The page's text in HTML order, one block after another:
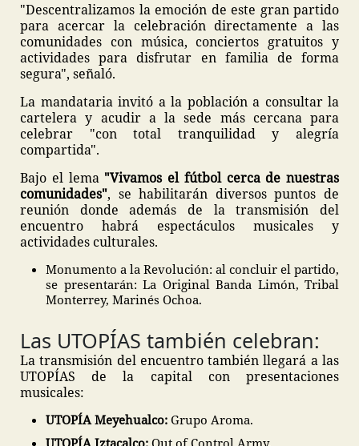
"Descentralizamos la emoción de este gran partido
para acercar la celebración directamente a las
comunidades con música, conciertos gratuitos y
actividades para disfrutar en familia de forma
segura", señaló.
La mandataria invitó a la población a consultar la
cartelera y acudir a la sede más cercana para
celebrar "con total tranquilidad y alegría
compartida".
Bajo el lema "Vivamos el fútbol cerca de nuestras
comunidades", se habilitarán diversos puntos de
reunión donde además de la transmisión del
encuentro habrá espectáculos musicales y
actividades culturales.
Monumento a la Revolución: al concluir el partido,
se presentarán: La Original Banda Limón, Tribal
Monterrey, Marinés Ochoa.
Las UTOPÍAS también celebran:
La transmisión del encuentro también llegará a las
UTOPÍAS de la capital con presentaciones
musicales:
UTOPÍA Meyehualco: Grupo Aroma.